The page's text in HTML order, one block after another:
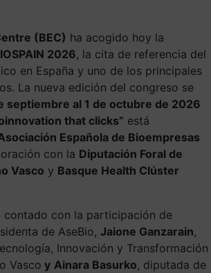
(BEC) ha acogido hoy la
2026, la cita de referencia del
en España y uno de los principales
La nueva edición del congreso se
septiembre al 1 de octubre de 2026
that clicks” está
Española de Bioempresas
con la Diputación Foral de
Vasco y Basque Health Clúster
contado con la participación de
de AseBio, Jaione Ganzarain,
Innovación y Transformación
Vasco y Ainara Basurko, diputada de